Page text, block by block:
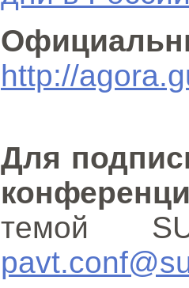
http://
Для
темой